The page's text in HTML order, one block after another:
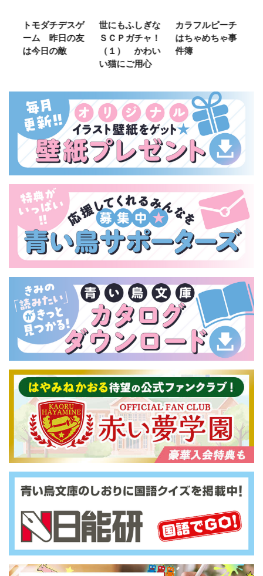
トモダチデスゲ
ーム 昨日の友
は今日の敵
世にもふしぎな
ＳＣＰガチャ！
（１） かわい
い猫にご用心
カラフルピーチ
はちゃめちゃ事
件簿